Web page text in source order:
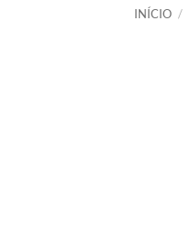
INÍCIO /